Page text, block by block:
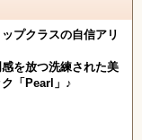
プクラスの自信アリ
を放つ洗練された美
「Pearl」♪